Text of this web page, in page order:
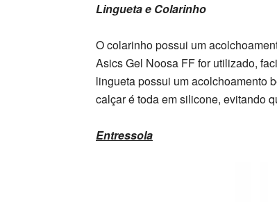
Lingueta e Colarinho
O colarinho possui um
Asics Gel Noosa FF for utilizado,
lingueta possui um acolchoamento
calçar é toda em silicone, evitando
Entressola